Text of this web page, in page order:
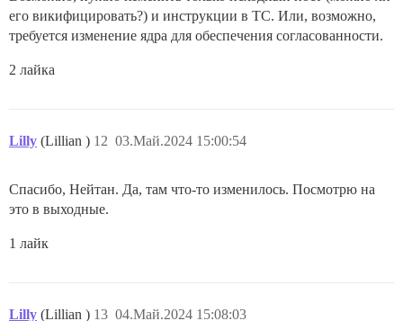
его викифицировать?) и инструкции в TC. Или, возможно,
требуется изменение ядра для обеспечения согласованности.
2 лайка
Lilly (Lillian ) 03.Май.2024 15:00:54
12
Спасибо, Нейтан. Да, там что-то изменилось. Посмотрю на
это в выходные.
1 лайк
Lilly (Lillian ) 04.Май.2024 15:08:03
13